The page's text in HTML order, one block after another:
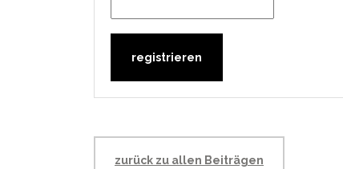
zurück zu allen Beiträgen